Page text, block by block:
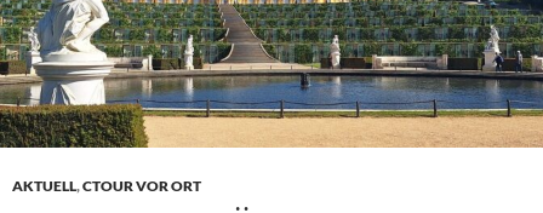
AKTUELL,CTOUR VOR ORT